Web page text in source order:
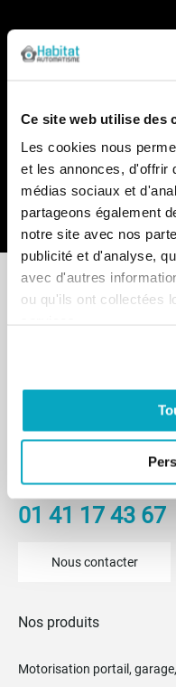
Ce site web utilise des
Les cookies nous
et les annonces, d'offrir
médias sociaux et
partageons également
notre site avec nos
publicité et d'analyse,
avec d'autres
ou qu'ils ont collectées
Notre newsletter
Recevez par e-mail
Inscription
notre
lettre
d’information
92220 BAGNEUX
01 41 17 43 67
Nous contacter
Nos produits
Motorisation portail,